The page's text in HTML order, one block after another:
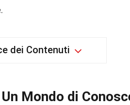
dei Contenuti
Mondo di